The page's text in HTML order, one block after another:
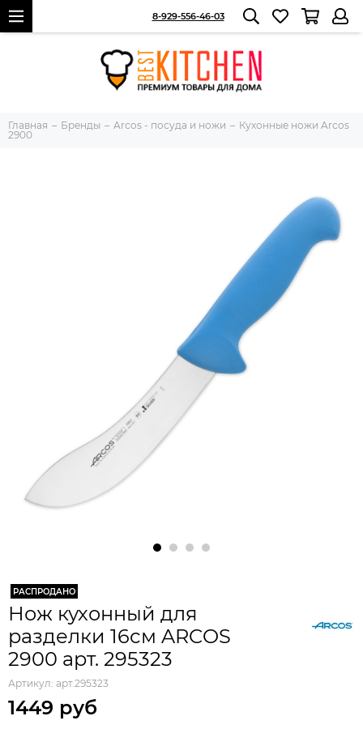
8-929-556-46-03
Главная Бренды Arcos - посуда и ножи
Кухонные ножи Arcos
2900
РАСПРОДАНО
Нож кухонный для
разделки 16см ARCOS
2900 арт. 295323
Артикул: арт.295323
1449 руб